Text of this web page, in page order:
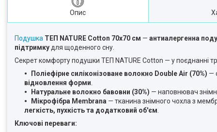
Опис
Подушка ТЕП NATURE Cotton 70х70 см — антиалергенна
підтримку для щоденного сну.
Секрет комфорту подушки ТЕП NATURE Cotton — у поєднанні
Поліефірне силіконізоване волокно Double Air (70%) —
відновлення форми
Натуральне волокно бавовни (30%) — наповнювач
Мікрофібра Membrana — тканина знімного чохла з
легкість, пухкість та додатковий об'єм
Ключові переваги: